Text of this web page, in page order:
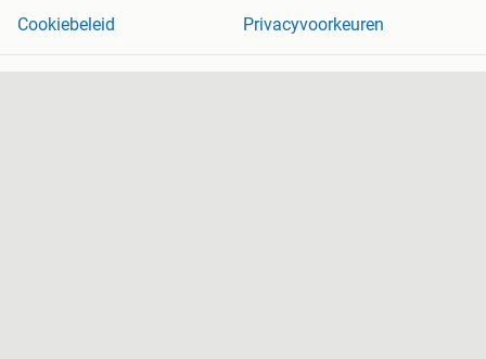
Cookiebeleid
Privacyvoorkeuren